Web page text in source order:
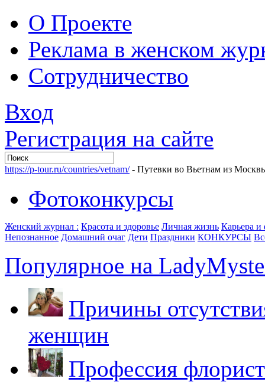
О Проекте
Реклама в женском
Сотрудничество
Вход
Регистрация на сайте
https://p-tour.ru/countries/vetnam/- Путевки во Вьетнам из
Фотоконкурсы
Женский журнал : Красота и здоровье Личная жизнь Карьера
Непознанное Домашний очаг Дети Праздники КОНКУРСЫ
Популярное на
Причины
женщин
Профессия